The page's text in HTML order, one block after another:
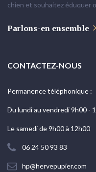
chien et souhaitez éduquer
Parlons-en ensemble
CONTACTEZ-NOUS
Permanence téléphonique :
Du lundi au vendredi 9h00 -
Le samedi de 9h00 à 12h00
06 24 50 93 83
hp@hervepupier.com